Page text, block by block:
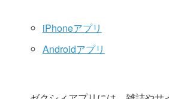
iPhoneアプリ
Androidアプリ